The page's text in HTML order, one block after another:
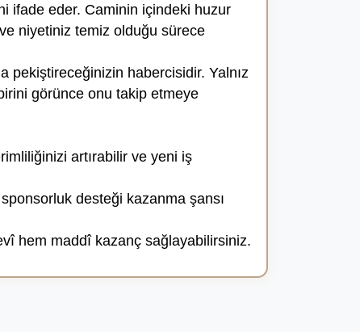
ifade eder. Caminin içindeki huzur
niyetiniz temiz olduğu sürece
pekiştireceğinizin habercisidir. Yalnız
görünce onu takip etmeye
artırabilir ve yeni iş
desteği kazanma şansı
hem maddî kazanç sağlayabilirsiniz.